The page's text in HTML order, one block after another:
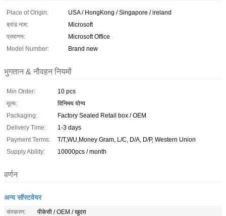
Place of Origin:
USA / HongKong / Singapore / ireland
ब्रांड नाम:
Microsoft
प्रमाणन:
Microsoft Office
Model Number:
Brand new
भुगतान & नौवहन नियमों
Min Order:
10 pcs
मूल्य:
विनिमय योग्य
Packaging:
Factory Sealed Retail box / OEM
Delivery Time:
1-3 days
Payment Terms:
T/T,WU,Money Gram, L/C, D/A, D/P, Western Union
Supply Ability:
10000pcs / month
वर्णन
अन्य सॉफ्टवेयर
संस्करण:
पीकेसी / OEM / खुदरा